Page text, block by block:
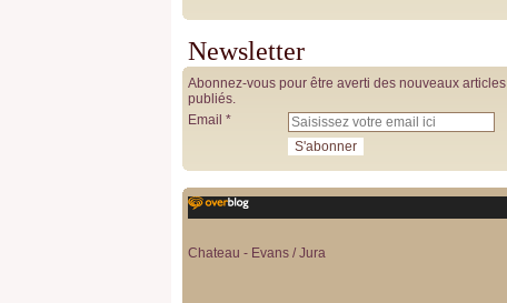
Newsletter
Abonnez-vous pour être averti des nouveaux articles
publiés.
Email
Chateau - Evans / Jura